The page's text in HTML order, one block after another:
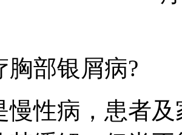
胸部银屑病?
慢性病，患者